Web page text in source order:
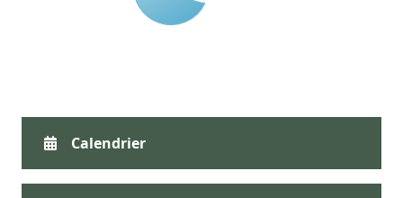
Calendrier